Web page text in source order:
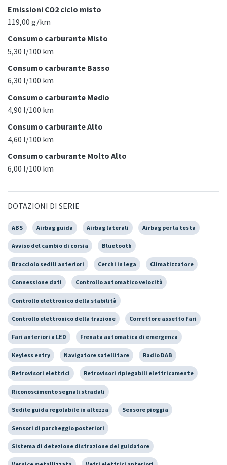
Emissioni CO2 ciclo misto
119,00 g/km
Consumo carburante Misto
5,30 l/100 km
Consumo carburante Basso
6,30 l/100 km
Consumo carburante Medio
4,90 l/100 km
Consumo carburante Alto
4,60 l/100 km
Consumo carburante Molto Alto
6,00 l/100 km
DOTAZIONI DI SERIE
ABS Airbag guida Airbag laterali Airbag per la testa
Avviso del cambio di corsia Bluetooth
Bracciolo sedili anteriori Cerchi in lega Climatizzatore
Connessione dati Controllo automatico velocità
Controllo elettronico della stabilità
Controllo elettronico della trazione Correttore assetto fari
Fari anteriori a LED Frenata automatica di emergenza
Keyless entry Navigatore satellitare Radio DAB
Retrovisori elettrici Retrovisori ripiegabili elettricamente
Riconoscimento segnali stradali
Sedile guida regolabile in altezza Sensore pioggia
Sensori di parcheggio posteriori
Sistema di detezione distrazione del guidatore